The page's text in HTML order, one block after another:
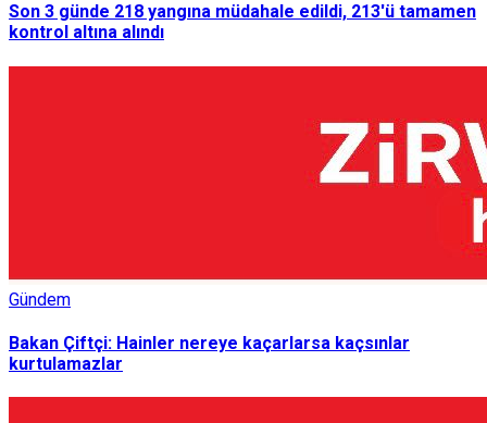
Son 3 günde 218 yangına müdahale edildi, 213'ü tamamen
kontrol altına alındı
Gündem
Bakan Çiftçi: Hainler nereye kaçarlarsa kaçsınlar
kurtulamazlar